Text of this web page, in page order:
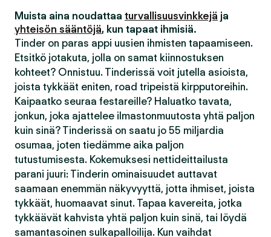
Muista aina noudattaa turvallisuusvinkkejä ja
yhteisön sääntöjä, kun tapaat ihmisiä.
Tinder on paras appi uusien ihmisten tapaamiseen.
Etsitkö jotakuta, jolla on samat kiinnostuksen
kohteet? Onnistuu. Tinderissä voit jutella asioista,
joista tykkäät eniten, road tripeistä kirpputoreihin.
Kaipaatko seuraa festareille? Haluatko tavata,
jonkun, joka ajattelee ilmastonmuutosta yhtä paljon
kuin sinä? Tinderissä on saatu jo 55 miljardia
osumaa, joten tiedämme aika paljon
tutustumisesta. Kokemuksesi nettideittailusta
parani juuri: Tinderin ominaisuudet auttavat
saamaan enemmän näkyvyyttä, jotta ihmiset, joista
tykkäät, huomaavat sinut. Tapaa kavereita, jotka
tykkäävät kahvista yhtä paljon kuin sinä, tai löydä
samantasoinen sulkapalloilija. Kun vaihdat